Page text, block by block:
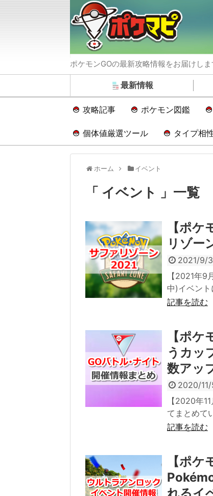
ポケモンGOの最新攻略情報をお届けしま
最新情報
攻略記事 ポケモン図鑑
個体値厳選ツール タイプ相
ホーム イベント
「 イベント 」一覧
【ポ
リゾー
2021/9/3
【2021年
中)イベント
記事を読む
【ポ
うカッ
数アッ
2020/11/
【2020年
てまとめて
記事を読む
【ポ